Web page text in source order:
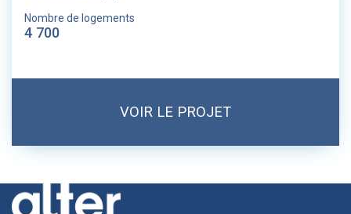
Nombre de logements
4 700
VOIR LE PROJET